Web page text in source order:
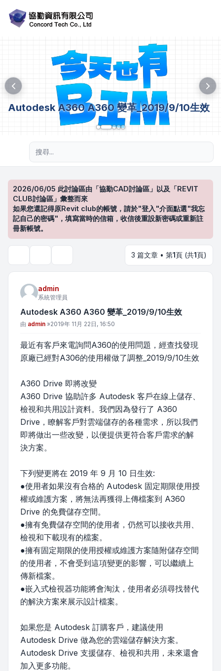
Autodesk A360 A360 變革_2019/9/10生效
2026/06/05 此討論區由「協勤CAD討論區」以及「REVIT
CLUB討論區」彙整而來
如果您還記得原Revit club的帳號，請於"登入"介面點選"我忘
記自己的密碼"，填寫當時的信箱，收信後重設新密碼或重新註
冊新帳號。
3 篇文章 • 第1頁 (共1頁)
admin
系統管理員
Autodesk A360 A360 變革_2019/9/10生效
文章
由 admin »2019年 11月 22日, 16:50
最近有客戶來電詢問A360的使用問題，經查找發現
原廠已經對A306的使用權做了調整_2019/9/10生效
A360 Drive 即將改變
A360 Drive 協助許多 Autodesk 客戶在線上儲存、
檢視和共用設計資料。我們因為發行了 A360
Drive，瞭解客戶對雲端儲存的各種需求，所以我們
即將做出一些改變，以便提供更符合客戶需求的解
決方案。
下列變更將在 2019 年 9 月 10 日生效:
●使用者如果沒有合格的 Autodesk 固定期限使用授
權或維護方案，將無法再獲得上傳檔案到 A360
Drive 的免費儲存空間。
●擁有免費儲存空間的使用者，仍然可以接收共用、
檢視和下載現有的檔案。
●擁有固定期限的使用授權或維護方案隨附儲存空間
的使用者，不會受到這項變更的影響，可以繼續上
傳新檔案。
●嵌入式檢視器功能將會淘汰，使用者必須尋找替代
的解決方案來展示設計檔案。
如果您是 Autodesk 訂購客戶，建議使用
Autodesk Drive 做為您的雲端儲存解決方案。
Autodesk Drive 支援儲存、檢視和共用，未來還會
加入更多功能。